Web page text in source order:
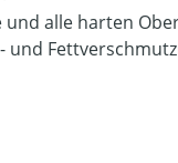
alle harten